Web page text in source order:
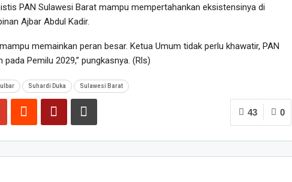
PAN Sulawesi Barat mampu mempertahankan eksistensinya di
Ajbar Abdul Kadir.
memainkan peran besar. Ketua Umum tidak perlu khawatir, PAN
Pemilu 2029,” pungkasnya. (Rls)
Suhardi Duka Sulawesi Barat
0
43